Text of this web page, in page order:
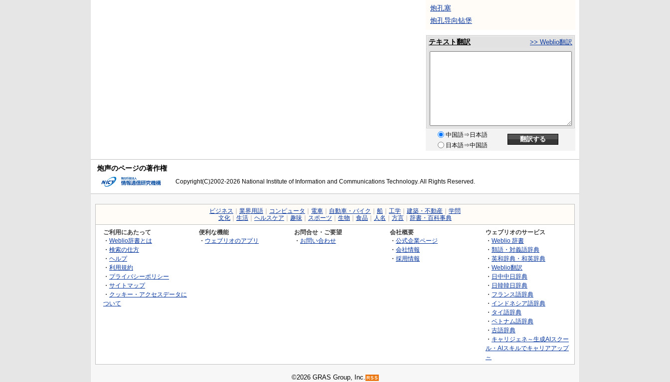
炮孔塞
炮孔导向钻堡
テキスト翻訳 >> Weblio翻訳
中国語⇒日本語
日本語⇒中国語
炮声のページの著作権
Copyright(C)2002-2026 National Institute of Information and Communications Technology. All Rights Reserved.
ビジネス 業界用語 コンピュータ 電車 自動車・バイク 船 工学 建築・不動産
学問
文化
生活 ヘルスケア 趣味 スポーツ 生物 食品 人名 方言 辞書・百科事典
ご利用にあたって
・ Weblio辞書とは
・ 検索の仕方
・ ヘルプ
・ 利用規約
・ プライバシーポリシー
・ サイトマップ
・ クッキー・アクセスデータに
ついて
便利な機能
・ ウェブリオのアプリ
お問合せ・ご要望
・ お問い合わせ
会社概要
・ 公式企業ページ
・ 会社情報
・ 採用情報
ウェブリオのサービス
・ Weblio 辞書
・ 類語・対義語辞典
・ 英和辞典・和英辞典
・ Weblio翻訳
・ 日中中日辞典
・ 日韓韓日辞典
・ フランス語辞典
・ インドネシア語辞典
・ タイ語辞典
・ ベトナム語辞典
・ 古語辞典
・ キャリジェネ～生成AIスクー
ル・AIスキルでキャリアアップ
～
©2026 GRAS Group, Inc. RSS